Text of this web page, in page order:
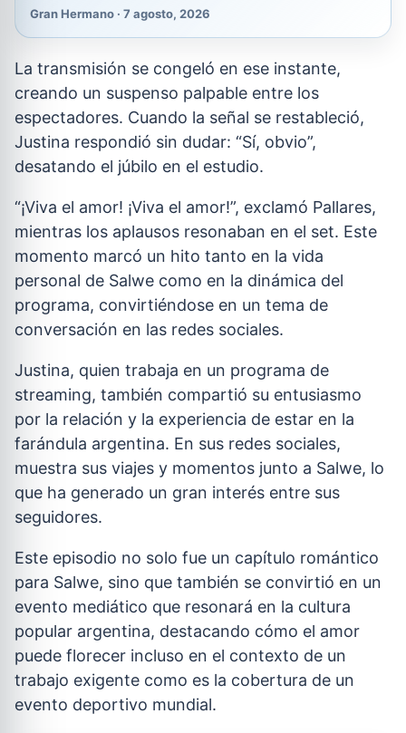
Gran Hermano · 7 agosto, 2026
La transmisión se congeló en ese instante,
creando un suspenso palpable entre los
espectadores. Cuando la señal se restableció,
Justina respondió sin dudar: “Sí, obvio”,
desatando el júbilo en el estudio.
“¡Viva el amor! ¡Viva el amor!”, exclamó Pallares,
mientras los aplausos resonaban en el set. Este
momento marcó un hito tanto en la vida
personal de Salwe como en la dinámica del
programa, convirtiéndose en un tema de
conversación en las redes sociales.
Justina, quien trabaja en un programa de
streaming, también compartió su entusiasmo
por la relación y la experiencia de estar en la
farándula argentina. En sus redes sociales,
muestra sus viajes y momentos junto a Salwe, lo
que ha generado un gran interés entre sus
seguidores.
Este episodio no solo fue un capítulo romántico
para Salwe, sino que también se convirtió en un
evento mediático que resonará en la cultura
popular argentina, destacando cómo el amor
puede florecer incluso en el contexto de un
trabajo exigente como es la cobertura de un
evento deportivo mundial.